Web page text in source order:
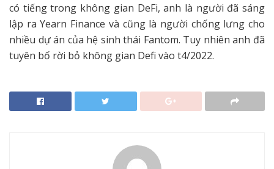
có tiếng trong không gian DeFi, anh là người đã sáng
lập ra Yearn Finance và cũng là người chống lưng cho
nhiều dự án của hệ sinh thái Fantom. Tuy nhiên anh đã
tuyên bố rời bỏ không gian Defi vào t4/2022.